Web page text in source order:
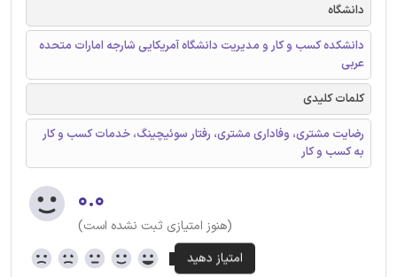
دانشگاه
دانشکده کسب و کار و مدیریت دانشگاه آمریکایی شارجه امارات متحده
عربی
کلمات کلیدی
رضایت مشتری، وفاداری مشتری، رفتار سوئیچینگ، خدمات کسب و کار
به کسب و کار
۰.۰
(هنوز امتیازی ثبت نشده است)